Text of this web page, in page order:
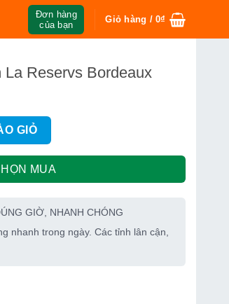
Đơn hàng
của bạn
Giỏ hàng /0₫
Reservs Bordeaux
Bordeaux số lượng
GIỎ
MUA
GIỜ, NHANH CHÓNG
nhanh trong ngày. Các tỉnh lân cận,